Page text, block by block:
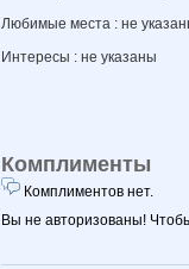
Любимые места : не
Интересы : не указаны
Комплименты
Комплиментов нет.
Вы не авторизованы!